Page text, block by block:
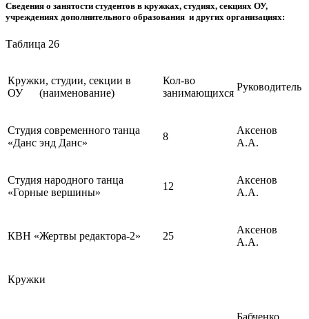
Сведения о занятости студентов в кружках, студиях, секциях ОУ,
учреждениях дополнительного образования и других организациях:
Таблица 26
Кружки, студии, секции в
ОУ (наименование)
Кол-во
занимающихся
Руководитель
Студия современного танца
«Данс энд Данс»
8
Аксенов
А.А.
Студия народного танца
«Горные вершины»
12
Аксенов
А.А.
КВН «Жертвы редактора-2» 25
Аксенов
А.А.
Кружки